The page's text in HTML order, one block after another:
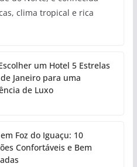
clima tropical e rica
um Hotel 5 Estrelas
Janeiro para uma
de Luxo
Foz do Iguaçu: 10
Confortáveis e Bem